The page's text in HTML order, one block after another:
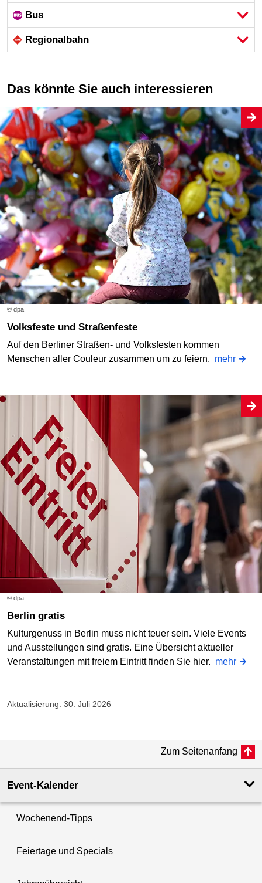
Bus
Regional­bahn
Das könnte Sie auch interessieren
© dpa
Volksfeste und Straßenfeste
Auf den Berliner Straßen- und Volksfesten kommen
Menschen aller Couleur zusammen um zu feiern. mehr
© dpa
Berlin gratis
Kulturgenuss in Berlin muss nicht teuer sein. Viele Events
und Ausstellungen sind gratis. Eine Übersicht aktueller
Veranstaltungen mit freiem Eintritt finden Sie hier. mehr
Aktualisierung: 30. Juli 2026
Zum Seitenanfang
Event-Kalender
Wochenend-Tipps
Feiertage und Specials